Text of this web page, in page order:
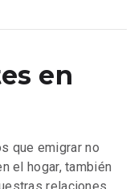
en
que emigrar no
el hogar, también